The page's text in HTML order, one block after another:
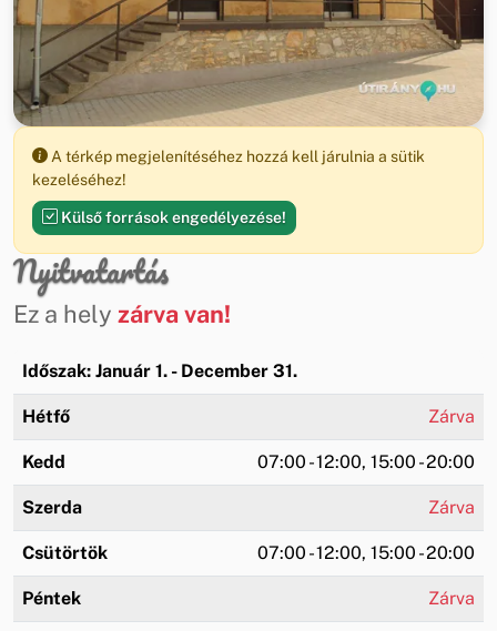
A térkép megjelenítéséhez hozzá kell járulnia a sütik
kezeléséhez!
Külső források engedélyezése!
Nyitvatartás
Ez a hely zárva van!
Időszak: Január 1. - December 31.
Hétfő Zárva
Kedd 07:00 - 12:00, 15:00 - 20:00
Szerda Zárva
Csütörtök 07:00 - 12:00, 15:00 - 20:00
Péntek Zárva